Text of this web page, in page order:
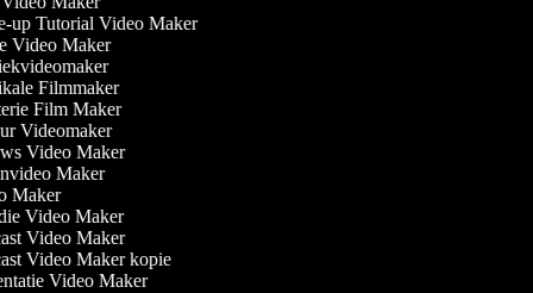
up Tutorial Video Maker
Video Maker
Filmmaker
Film Maker
Videomaker
Video Maker
Maker
Maker
Video Maker
Video Maker
Video Maker kopie
Video Maker